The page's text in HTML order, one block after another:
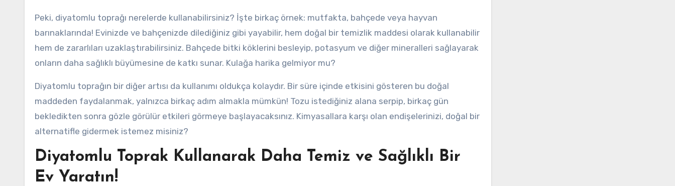
Peki, diyatomlu toprağı nerelerde kullanabilirsiniz? İşte birkaç örnek: mutfakta, bahçede veya hayvan
barınaklarında! Evinizde ve bahçenizde dilediğiniz gibi yayabilir, hem doğal bir temizlik maddesi olarak kullanabilir
hem de zararlıları uzaklaştırabilirsiniz. Bahçede bitki köklerini besleyip, potasyum ve diğer mineralleri sağlayarak
onların daha sağlıklı büyümesine de katkı sunar. Kulağa harika gelmiyor mu?
Diyatomlu toprağın bir diğer artısı da kullanımı oldukça kolaydır. Bir süre içinde etkisini gösteren bu doğal
maddeden faydalanmak, yalnızca birkaç adım almakla mümkün! Tozu istediğiniz alana serpip, birkaç gün
bekledikten sonra gözle görülür etkileri görmeye başlayacaksınız. Kimyasallara karşı olan endişelerinizi, doğal bir
alternatifle gidermek istemez misiniz?
Diyatomlu Toprak Kullanarak Daha Temiz ve Sağlıklı Bir
Ev Yaratın!